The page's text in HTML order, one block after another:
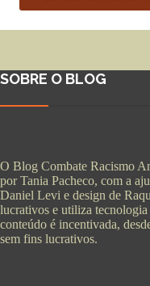
SOBRE O BLOG
O Blog Combate Racismo
por Tania Pacheco, com a
Daniel Levi e design de
lucrativos e utiliza tecnologia
conteúdo é incentivada,
sem fins lucrativos.